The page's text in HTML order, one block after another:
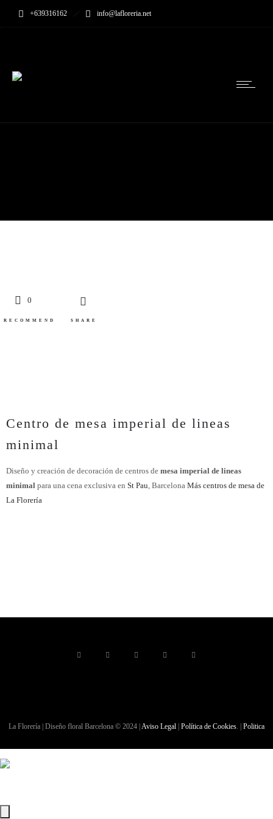
+639316162 info@lafloreria.net
0
RECOMMEND SHARE
Centro de mesa imperial de lineas
minimal
Diseño y creación de decoración de centros de mesa imperial de lineas
minimal para una cena exclusiva en St Pau, Barcelona Más centros de mesa de
La Florería
La Florería | Diseño floral Barcelona © 2024 | Aviso Legal Política de Cookies. | Politica